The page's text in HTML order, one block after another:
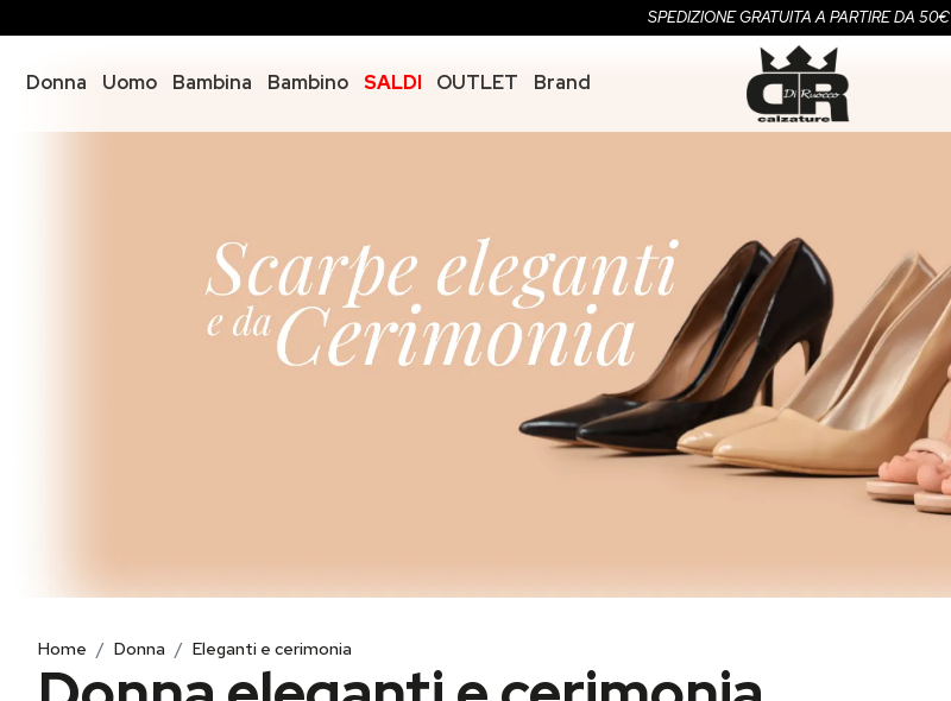
SPEDIZIONE GRATUITA A PARTIRE DA 50€
Donna Uomo Bambina Bambino SALDI OUTLET
Brand
Home Donna Eleganti e cerimonia